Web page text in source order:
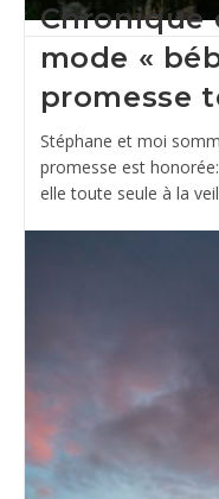
Chronique
mode «
promesse
Stéphane et moi
promesse est
elle toute seule à la